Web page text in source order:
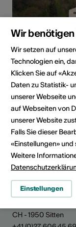
Institution /
Theaterstrasse4
3942 Raron
Telefon
Route planen
ÖV Fahrplan
Kultur Wallis
CH - 1950 Sitten
Wir
Wir setzen auf
Technologien ein,
Klicken Sie auf
Daten zu Statistik-
unserer Webseite
auf Webseiten von
unserer Website
Falls Sie dieser
«Einstellungen»
Weitere
Einstellungen